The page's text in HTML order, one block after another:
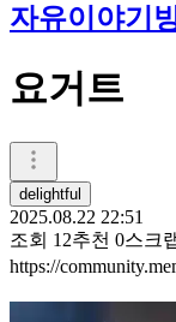
자유이야기
요거트
delightful
2025.08.22 22:51
조회 12추천 0스크
https://